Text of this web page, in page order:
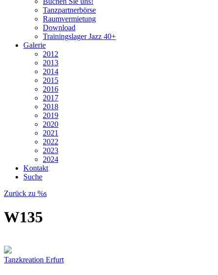
Tanzpartnerbörse
Raumvermietung
Download
Trainingslager Jazz 40+
Galerie
2012
2013
2014
2015
2016
2017
2018
2019
2020
2021
2022
2023
2024
Kontakt
Suche
Zurück zu %s
W135
Tanzkreation Erfurt